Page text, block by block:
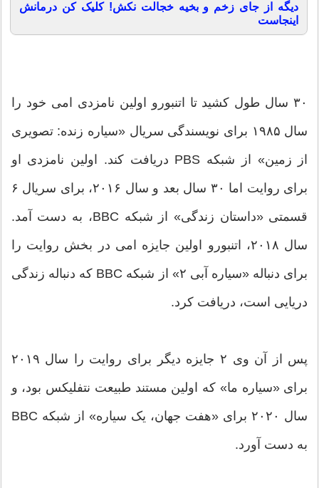
دیگه از جای زخم و بخیه خجالت نکش! کلیک کن درمانش
اینجاست
۳۰ سال طول کشید تا اتنبورو اولین نامزدی امی خود را
سال ۱۹۸۵ برای نویسندگی سریال «سیاره زنده: تصویری
از زمین» از شبکه PBS دریافت کند. اولین نامزدی او
برای روایت اما ۳۰ سال بعد و سال ۲۰۱۶، برای سریال ۶
قسمتی «داستان زندگی» از شبکه BBC، به دست آمد.
سال ۲۰۱۸، اتنبورو اولین جایزه امی در بخش روایت را
برای دنباله «سیاره آبی ۲» از شبکه BBC که دنباله زندگی
دریایی است، دریافت کرد.
پس از آن وی ۲ جایزه دیگر برای روایت را سال ۲۰۱۹
برای «سیاره ما» که اولین مستند طبیعت نتفلیکس بود، و
سال ۲۰۲۰ برای «هفت جهان، یک سیاره» از شبکه BBC
به دست آورد.